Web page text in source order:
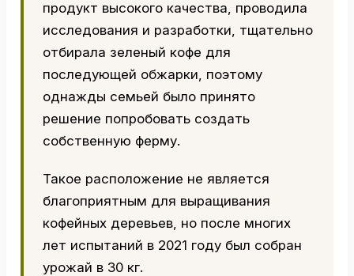
продукт высокого качества, проводила
исследования и разработки, тщательно
отбирала зеленый кофе для
последующей обжарки, поэтому
однажды семьей было принято
решение попробовать создать
собственную ферму.
Такое расположение не является
благоприятным для выращивания
кофейных деревьев, но после многих
лет испытаний в 2021 году был собран
урожай в 30 кг.